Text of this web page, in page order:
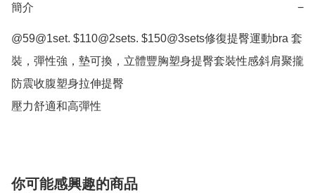
簡介 −
@59@1set. $110@2sets. $150@3sets修復提臀運動bra 套
裝，彈性強，墊可換，立體豐胸塑身提臀套裝性感斜肩聚攏
防震收腹塑身拉伸提臀
壓力舒適和高彈性
你可能感興趣的商品